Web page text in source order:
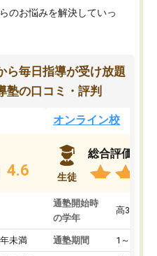
のお悩みを解決していっ
ら毎日指導が受け放題
塾の口コミ・評判
4.6
未満
オンライン校
生徒
総合評価
通塾開始時
の学年
高3
通塾期間 1～3ヵ月